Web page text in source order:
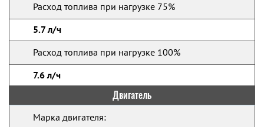
Расход топлива при нагрузке 75%
5.7 л/ч
Расход топлива при нагрузке 100%
7.6 л/ч
Двигатель
Марка двигателя: